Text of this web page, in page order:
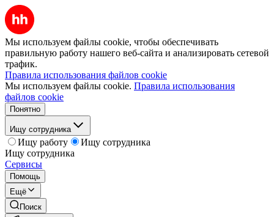
Мы используем файлы cookie, чтобы обеспечивать
правильную работу нашего веб-сайта и анализировать сетевой
трафик.
Правила использования файлов cookie
Мы используем файлы cookie. Правила использования
файлов cookie
Понятно
Ищу сотрудника
Ищу работу
Ищу сотрудника
Ищу сотрудника
Сервисы
Помощь
Ещё
Поиск